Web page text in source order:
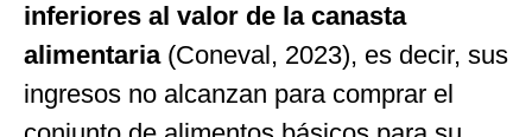
inferiores al valor de la canasta
alimentaria(Coneval, 2023), es decir, sus
ingresos no alcanzan para comprar el